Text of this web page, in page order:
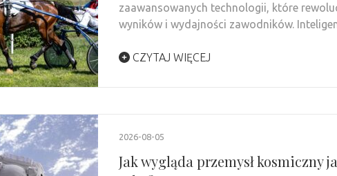
zaawansowanych technologii, które
wyników i wydajności zawodników.
CZYTAJ WIĘCEJ
2026-08-05
Jak wygląda przemysł kosmiczny